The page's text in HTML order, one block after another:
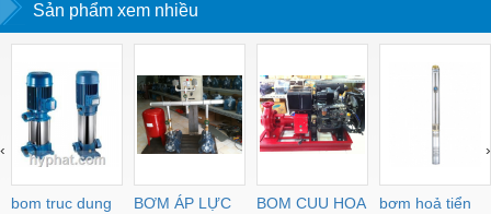
khuôn mẫu Minitor
Sản phẩm xem nhiều
bom truc dung
BƠM ÁP LỰC
BOM CUU HOA
bơm hoả tiển
‹ ›